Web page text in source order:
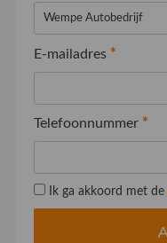
E-mailadres *
Telefoonnummer *
Ik ga akkoord met de